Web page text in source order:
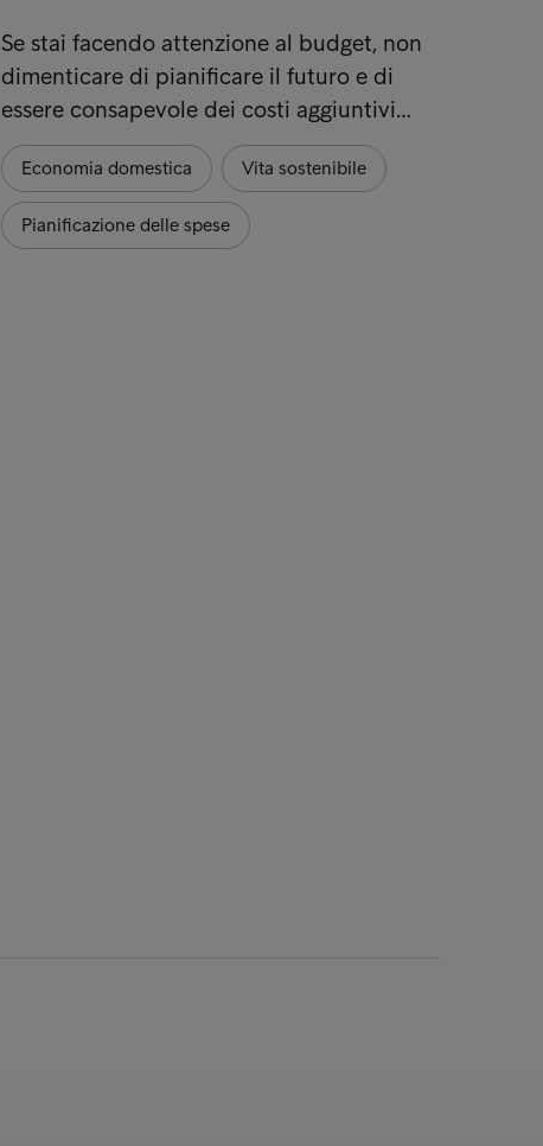
Se stai facendo attenzione al budget, non
dimenticare di pianificare il futuro e di
essere consapevole dei costi aggiuntivi…
Economia domestica Vita sostenibile
Pianificazione delle spese